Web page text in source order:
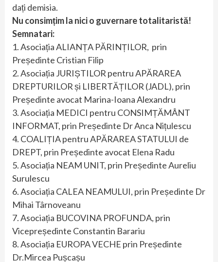
dați demisia.
Nu consimțim la nici o guvernare totalitaristă!
Semnatari:
1. Asociația ALIANȚA PĂRINȚILOR, prin
Președinte Cristian Filip
2. Asociația JURIȘTILOR pentru APĂRAREA
DREPTURILOR și LIBERTĂȚILOR (JADL), prin
Președinte avocat Marina-Ioana Alexandru
3. Asociația MEDICI pentru CONSIMȚĂMÂNT
INFORMAT, prin Președinte Dr Anca Nițulescu
4. COALIȚIA pentru APĂRAREA STATULUI de
DREPT, prin Președinte avocat Elena Radu
5. Asociația NEAM UNIT, prin Președinte Aureliu
Surulescu
6. Asociația CALEA NEAMULUI, prin Președinte Dr
Mihai Târnoveanu
7. Asociația BUCOVINA PROFUNDA, prin
Vicepreședinte Constantin Barariu
8. Asociația EUROPA VECHE prin Președinte
Dr.Mircea Pușcașu